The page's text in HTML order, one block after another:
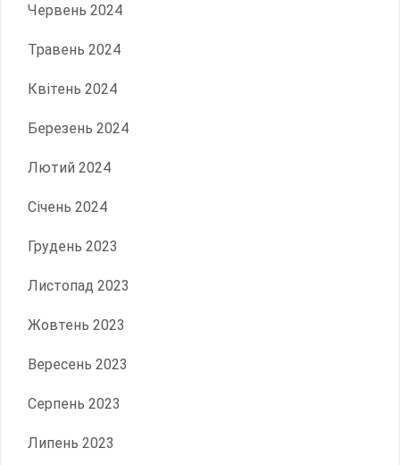
Червень 2024
Травень 2024
Квітень 2024
Березень 2024
Лютий 2024
Січень 2024
Грудень 2023
Листопад 2023
Жовтень 2023
Вересень 2023
Серпень 2023
Липень 2023